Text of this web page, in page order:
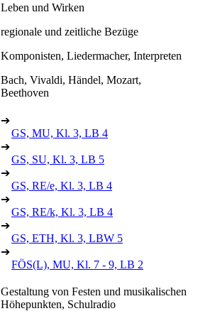
Leben und Wirken
regionale und zeitliche Bezüge
Komponisten, Liedermacher, Interpreten
Bach, Vivaldi, Händel, Mozart,
Beethoven
➔
GS, MU, Kl. 3, LB 4
➔
GS, SU, Kl. 3, LB 5
➔
GS, RE/e, Kl. 3, LB 4
➔
GS, RE/k, Kl. 3, LB 4
➔
GS, ETH, Kl. 3, LBW 5
➔
FÖS(L), MU, Kl. 7 - 9, LB 2
Gestaltung von Festen und musikalischen
Höhepunkten, Schulradio